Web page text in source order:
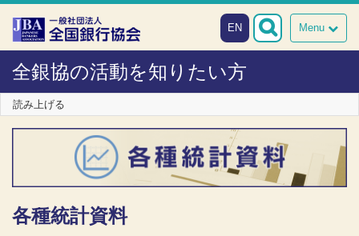
本文へスキップ
障がい者向け相談窓口
Menu
EN
全銀協の活動を知りたい方
読み上げる
各種統計資料